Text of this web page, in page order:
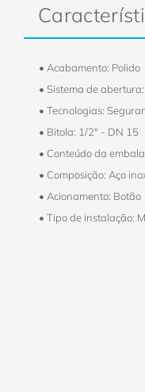
• Acabamento: Polido
• Sistema de
• Tecnologias:
• Bitola: 1/2" - DN 15
• Conteúdo da
• Composição: Aço
• Acionamento: Botão
• Tipo de instalação: